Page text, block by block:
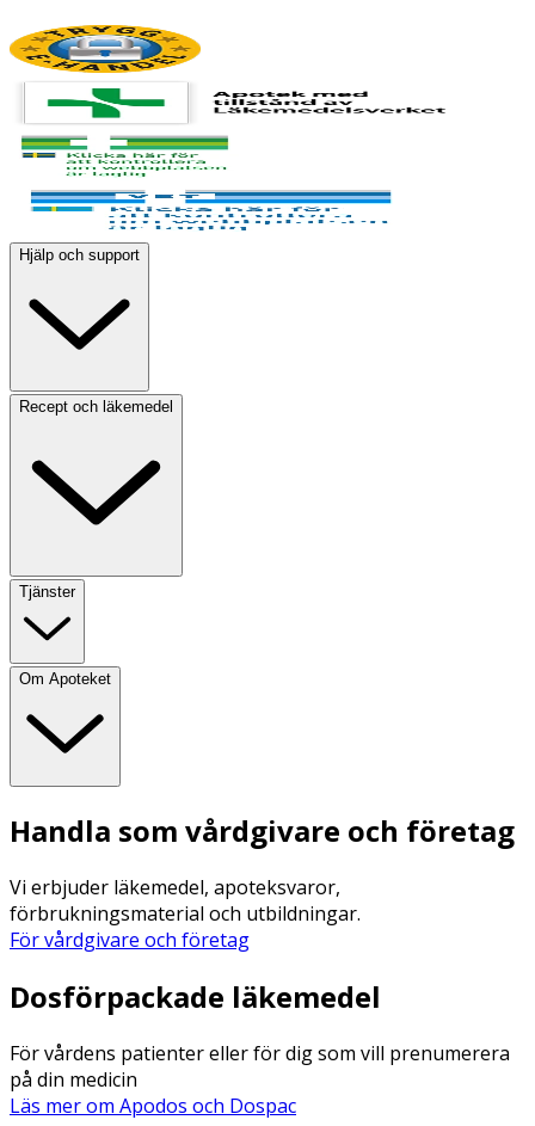
Hjälp och support
Recept och läkemedel
Tjänster
Om Apoteket
Handla som vårdgivare och företag
Vi erbjuder läkemedel, apoteksvaror,
förbrukningsmaterial och utbildningar.
För vårdgivare och företag
Dosförpackade läkemedel
För vårdens patienter eller för dig som vill prenumerera
på din medicin
Läs mer om Apodos och Dospac